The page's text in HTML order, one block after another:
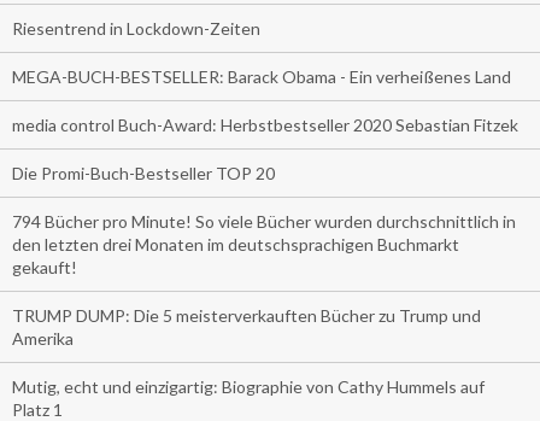
Riesentrend in Lockdown-Zeiten
MEGA-BUCH-BESTSELLER: Barack Obama - Ein verheißenes Land
media control Buch-Award: Herbstbestseller 2020 Sebastian Fitzek
Die Promi-Buch-Bestseller TOP 20
794 Bücher pro Minute! So viele Bücher wurden durchschnittlich in
den letzten drei Monaten im deutschsprachigen Buchmarkt
gekauft!
TRUMP DUMP: Die 5 meisterverkauften Bücher zu Trump und
Amerika
Mutig, echt und einzigartig: Biographie von Cathy Hummels auf
Platz 1